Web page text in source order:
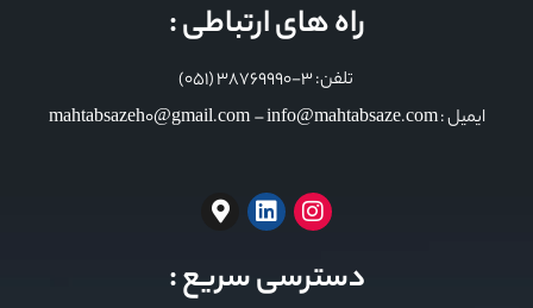
راه های ارتباطی :
تلفن: 3-38769990 (051)
ایمیل : mahtabsazeh0@gmail.com – info@mahtabsaze.com
دسترسی سریع :